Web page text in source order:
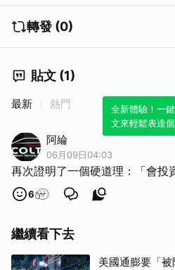
轉發 (0)
貼文 (1)
全新體驗！一
文來輕鬆表達個
最新 熱門
阿綸
06月09日04:03
再次證明了一個硬道理：「會投
6
繼續看下去
美國通膨要「